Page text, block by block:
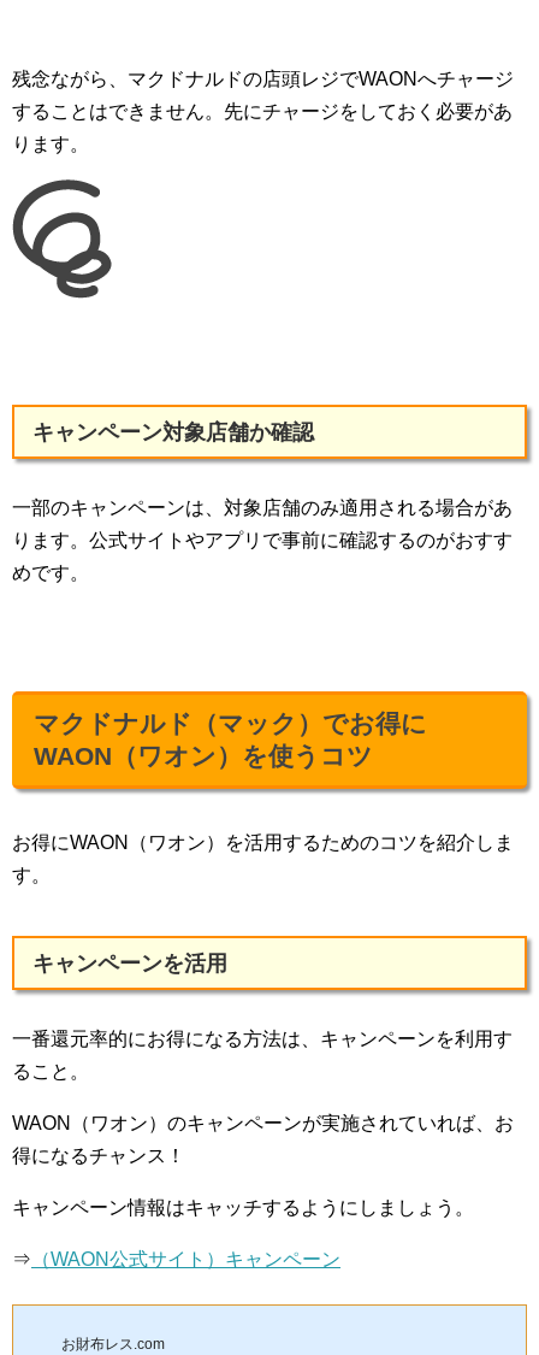
残念ながら、マクドナルドの店頭レジでWAONへチャージ
することはできません。先にチャージをしておく必要があ
ります。
キャンペーン対象店舗か確認
一部のキャンペーンは、対象店舗のみ適用される場合があ
ります。公式サイトやアプリで事前に確認するのがおすす
めです。
マクドナルド（マック）でお得に
WAON（ワオン）を使うコツ
お得にWAON（ワオン）を活用するためのコツを紹介しま
す。
キャンペーンを活用
一番還元率的にお得になる方法は、キャンペーンを利用す
ること。
WAON（ワオン）のキャンペーンが実施されていれば、お
得になるチャンス！
キャンペーン情報はキャッチするようにしましょう。
⇒ （WAON公式サイト）キャンペーン
お財布レス.com